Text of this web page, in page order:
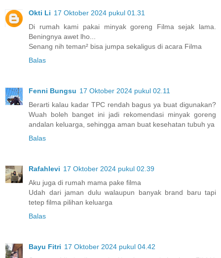
Okti Li 17 Oktober 2024 pukul 01.31
Di rumah kami pakai minyak goreng Filma sejak lama.
Beningnya awet lho...
Senang nih teman² bisa jumpa sekaligus di acara Filma
Balas
Fenni Bungsu 17 Oktober 2024 pukul 02.11
Berarti kalau kadar TPC rendah bagus ya buat digunakan?
Wuah boleh banget ini jadi rekomendasi minyak goreng
andalan keluarga, sehingga aman buat kesehatan tubuh ya
Balas
Rafahlevi 17 Oktober 2024 pukul 02.39
Aku juga di rumah mama pake filma
Udah dari jaman dulu walaupun banyak brand baru tapi
tetep filma pilihan keluarga
Balas
Bayu Fitri 17 Oktober 2024 pukul 04.42